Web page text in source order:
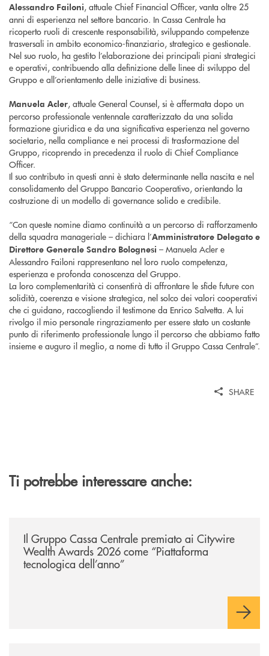
Alessandro Failoni, attuale Chief Financial Officer, vanta oltre 25
anni di esperienza nel settore bancario. In Cassa Centrale ha
ricoperto ruoli di crescente responsabilità, sviluppando competenze
trasversali in ambito economico-finanziario, strategico e gestionale.
Nel suo ruolo, ha gestito l’elaborazione dei principali piani strategici
e operativi, contribuendo alla definizione delle linee di sviluppo del
Gruppo e all’orientamento delle iniziative di business.
Manuela Acler, attuale General Counsel, si è affermata dopo un
percorso professionale ventennale caratterizzato da una solida
formazione giuridica e da una significativa esperienza nel governo
societario, nella compliance e nei processi di trasformazione del
Gruppo, ricoprendo in precedenza il ruolo di Chief Compliance
Officer.
Il suo contributo in questi anni è stato determinante nella nascita e nel
consolidamento del Gruppo Bancario Cooperativo, orientando la
costruzione di un modello di governance solido e credibile.
“Con queste nomine diamo continuità a un percorso di rafforzamento
della squadra manageriale – dichiara l’Amministratore Delegato e
Direttore Generale Sandro Bolognesi – Manuela Acler e
Alessandro Failoni rappresentano nel loro ruolo competenza,
esperienza e profonda conoscenza del Gruppo.
La loro complementarità ci consentirà di affrontare le sfide future con
solidità, coerenza e visione strategica, nel solco dei valori cooperativi
che ci guidano, raccogliendo il testimone da Enrico Salvetta. A lui
rivolgo il mio personale ringraziamento per essere stato un costante
punto di riferimento professionale lungo il percorso che abbiamo fatto
insieme e auguro il meglio, a nome di tutto il Gruppo Cassa Centrale”.
SHARE
Ti potrebbe interessare anche:
Il Gruppo Cassa Centrale premiato ai Citywire
Wealth Awards 2026 come “Piattaforma
tecnologica dell’anno”